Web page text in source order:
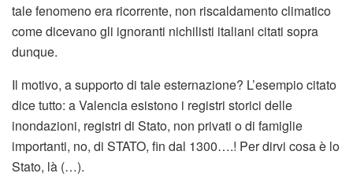
tale fenomeno era ricorrente, non riscaldamento climatico
come dicevano gli ignoranti nichilisti italiani citati sopra
dunque.
Il motivo, a supporto di tale esternazione? L’esempio citato
dice tutto: a Valencia esistono i registri storici delle
inondazioni, registri di Stato, non privati o di famiglie
importanti, no, di STATO, fin dal 1300….! Per dirvi cosa è lo
Stato, là (…).